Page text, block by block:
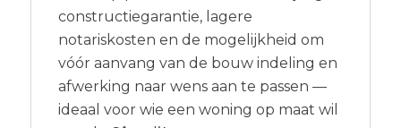
constructiegarantie, lagere
notariskosten en de mogelijkheid om
vóór aanvang van de bouw indeling en
afwerking naar wens aan te passen —
ideaal voor wie een woning op maat wil